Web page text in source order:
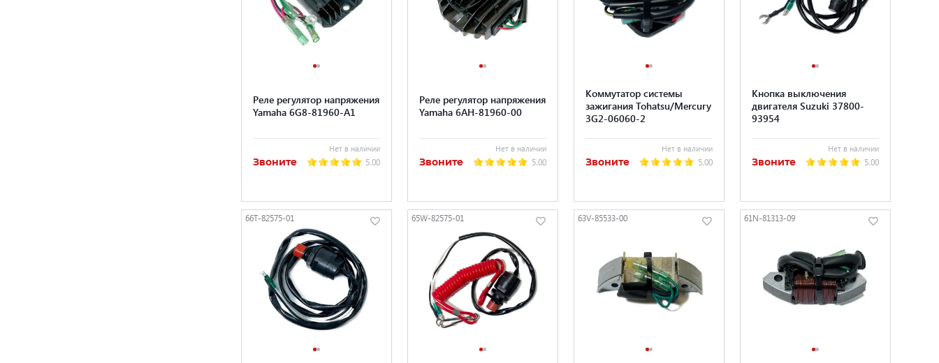
Реле регулятор напряжения
Yamaha 6G8-81960-A1
Нет в наличии
Звоните 5.00
Реле регулятор напряжения
Yamaha 6AH-81960-00
Нет в наличии
Звоните 5.00
Коммутатор системы
зажигания Tohatsu/Mercury
3G2-06060-2
Нет в наличии
Звоните 5.00
Кнопка выключения
двигателя Suzuki 37800-
93954
Нет в наличии
Звоните 5.00
66T-82575-01 65W-82575-01 63V-85533-00 61N-81313-09